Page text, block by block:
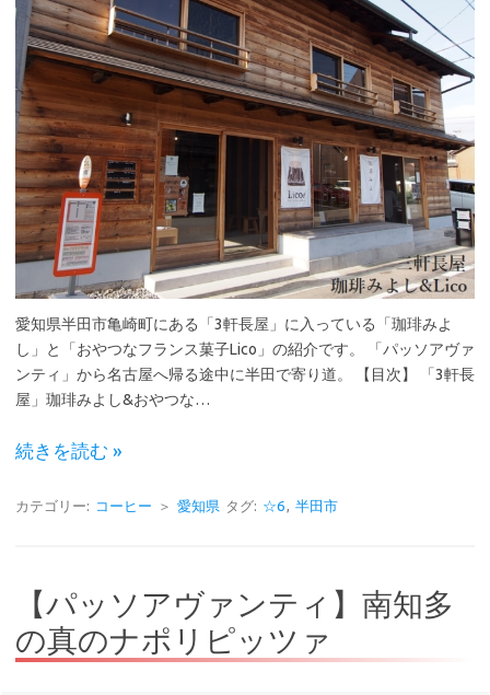
愛知県半田市亀崎町にある「3軒長屋」に入っている「珈琲みよ
し」と「おやつなフランス菓子Lico」の紹介です。 「パッソアヴァ
ンティ」から名古屋へ帰る途中に半田で寄り道。 【目次】 「3軒長
屋」珈琲みよし&おやつな…
続きを読む »
カテゴリー: コーヒー ＞ 愛知県 タグ: ☆6, 半田市
【パッソアヴァンティ】南知多
の真のナポリピッツァ